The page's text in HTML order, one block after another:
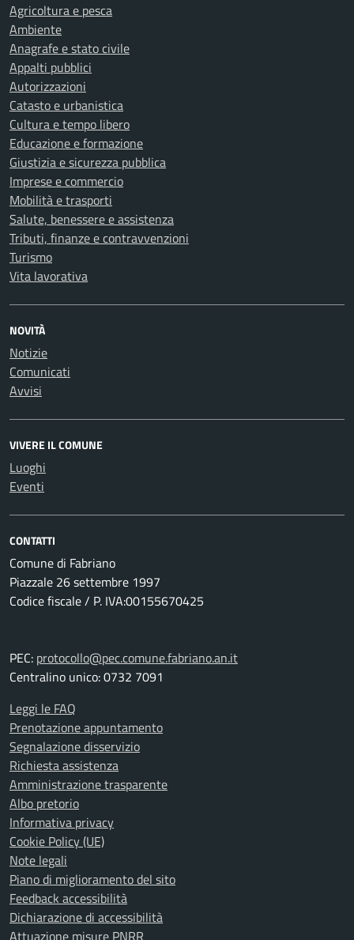
Agricoltura e pesca
Ambiente
Anagrafe e stato civile
Appalti pubblici
Autorizzazioni
Catasto e urbanistica
Cultura e tempo libero
Educazione e formazione
Giustizia e sicurezza pubblica
Imprese e commercio
Mobilità e trasporti
Salute, benessere e assistenza
Tributi, finanze e contravvenzioni
Turismo
Vita lavorativa
NOVITÀ
Notizie
Comunicati
Avvisi
VIVERE IL COMUNE
Luoghi
Eventi
CONTATTI
Comune di Fabriano
Piazzale 26 settembre 1997
Codice fiscale / P. IVA:00155670425
PEC: protocollo@pec.comune.fabriano.an.it
Centralino unico: 0732 7091
Leggi le FAQ
Prenotazione appuntamento
Segnalazione disservizio
Richiesta assistenza
Amministrazione trasparente
Albo pretorio
Informativa privacy
Cookie Policy (UE)
Note legali
Piano di miglioramento del sito
Feedback accessibilità
Dichiarazione di accessibilità
Attuazione misure PNRR